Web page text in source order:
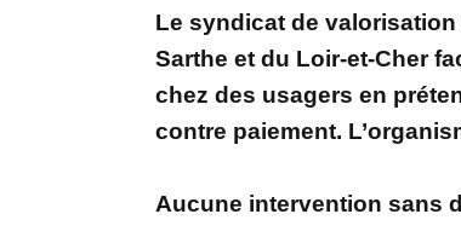
Le syndicat de
Sarthe et du Loir-et-Cher
chez des usagers en
contre paiement.
Aucune intervention sans